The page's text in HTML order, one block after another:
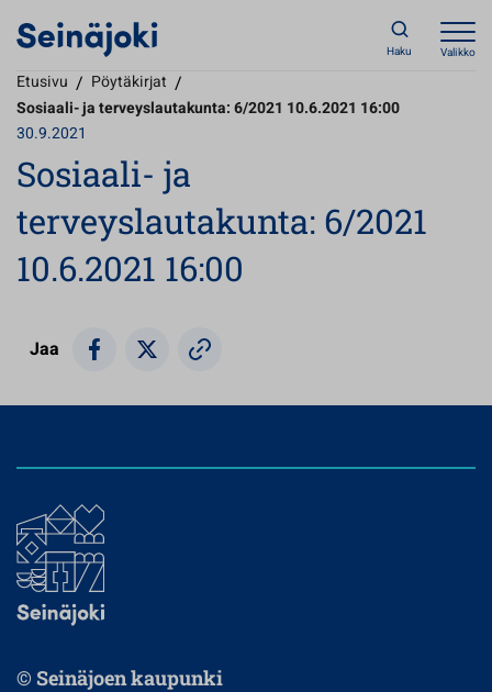
Haku Valikko
Etusivu / Pöytäkirjat /
Sosiaali- ja terveyslautakunta: 6/2021 10.6.2021 16:00
30.9.2021
Sosiaali- ja
terveyslautakunta: 6/2021
10.6.2021 16:00
Jaa
© Seinäjoen kaupunki